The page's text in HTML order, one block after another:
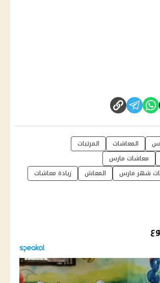
المعاشات
المرتبات
معاشات مارس
شهر مارس
المعاش
زيادة معاشات